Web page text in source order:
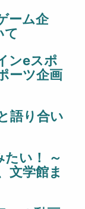
ーム企
て
ンeスポ
ーツ企画
語り合い
たい！ ～
文学館ま